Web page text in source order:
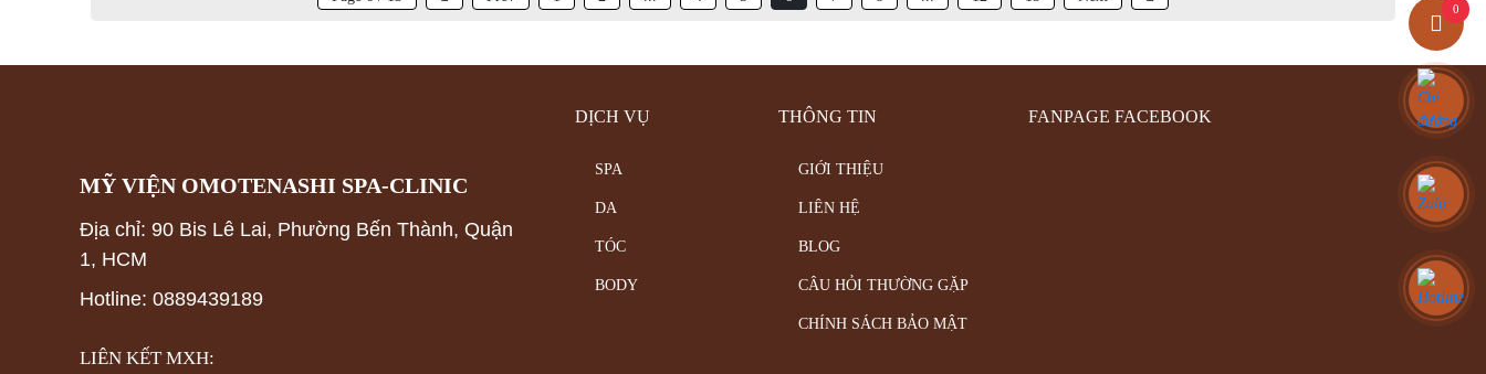
MỸ VIỆN OMOTENASHI SPA-CLINIC
Địa chỉ: 90 Bis Lê Lai, Phường Bến Thành, Quận
1, HCM
Hotline: 0889439189
LIÊN KẾT MXH:
DỊCH VỤ
SPA
DA
TÓC
BODY
THÔNG TIN
GIỚI THIỆU
LIÊN HỆ
BLOG
CÂU HỎI THƯỜNG GẶP
CHÍNH SÁCH BẢO MẬT
FANPAGE FACEBOOK
0